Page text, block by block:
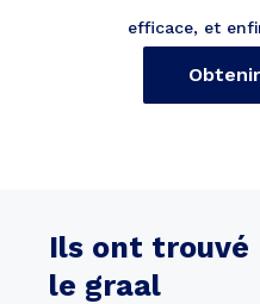
efficace, et
Ils ont trouvé
le graal